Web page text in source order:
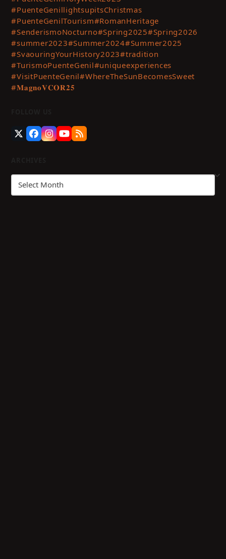
#PuenteGenillightsupitsChristmas
#PuenteGenilTourism#RomanHeritage
#SenderismoNocturno#Spring2025#Spring2026
#summer2023#Summer2024#Summer2025
#SvaouringYourHistory2023#tradition
#TurismoPuenteGenil#uniqueexperiences
#VisitPuenteGenil#WhereTheSunBecomesSweet
#𝐌𝐚𝐠𝐧𝐨𝐕𝐂𝐎𝐑𝟐𝟓
TwitterFacebook
Instagram
YouTube
RSS
Archives